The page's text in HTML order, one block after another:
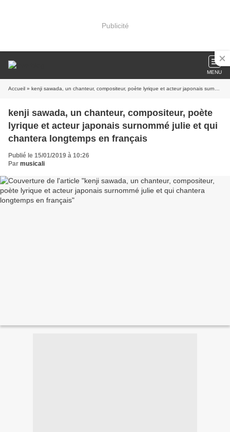
Publicité
MENU
Accueil » kenji sawada, un chanteur, compositeur, poète lyrique et acteur japonais surnommé julie et qui chantera longtemps en français
kenji sawada, un chanteur, compositeur, poète
lyrique et acteur japonais surnommé julie et qui
chantera longtemps en français
Publié le 15/01/2019 à 10:26
Par musicali